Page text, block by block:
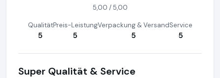
5,00 / 5,00
Qualität
5
Preis-Leistung
5
Verpackung & Versand
5
Service
5
Super Qualität & Service